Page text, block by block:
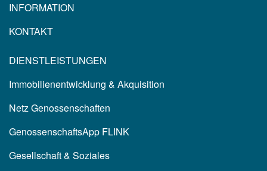
INFORMATION
KONTAKT
DIENSTLEISTUNGEN
Immobilienentwicklung & Akquisition
Netz Genossenschaften
GenossenschaftsApp FLINK
Gesellschaft & Soziales